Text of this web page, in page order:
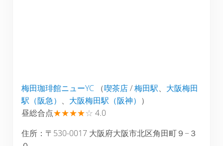
梅田珈琲館ニューYC（喫茶店/梅田駅、 大阪梅田
駅（阪急） 、 大阪梅田駅（阪神） ）
昼総合点★★★★☆ 4.0
住所：〒530-0017 大阪府大阪市北区角田町９−３